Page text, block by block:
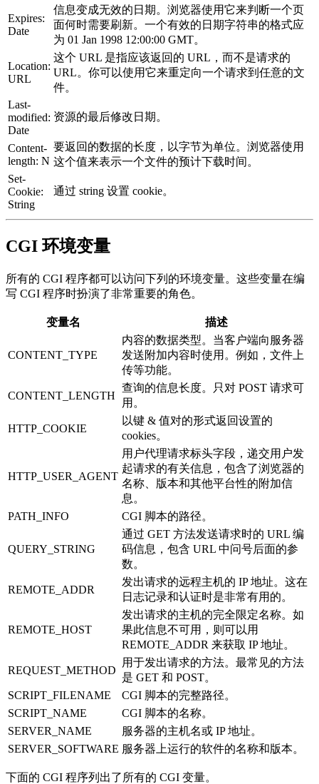
Expires:
Date
信息变成无效的日期。浏览器使用它来判断一个页
面何时需要刷新。一个有效的日期字符串的格式应
为 01 Jan 1998 12:00:00 GMT。
Location:
URL
这个 URL 是指应该返回的 URL，而不是请求的
URL。你可以使用它来重定向一个请求到任意的文
件。
Last-
modified:
Date
资源的最后修改日期。
Content-
length: N
要返回的数据的长度，以字节为单位。浏览器使用
这个值来表示一个文件的预计下载时间。
Set-
Cookie:
String
通过 string 设置 cookie。
CGI 环境变量
所有的 CGI 程序都可以访问下列的环境变量。这些变量在编
写 CGI 程序时扮演了非常重要的角色。
变量名 描述
CONTENT_TYPE
内容的数据类型。当客户端向服务器
发送附加内容时使用。例如，文件上
传等功能。
CONTENT_LENGTH
查询的信息长度。只对 POST 请求可
用。
HTTP_COOKIE
以键 & 值对的形式返回设置的
cookies。
HTTP_USER_AGENT
用户代理请求标头字段，递交用户发
起请求的有关信息，包含了浏览器的
名称、版本和其他平台性的附加信
息。
PATH_INFO
CGI 脚本的路径。
QUERY_STRING
通过 GET 方法发送请求时的 URL 编
码信息，包含 URL 中问号后面的参
数。
REMOTE_ADDR
发出请求的远程主机的 IP 地址。这在
日志记录和认证时是非常有用的。
REMOTE_HOST
发出请求的主机的完全限定名称。如
果此信息不可用，则可以用
REMOTE_ADDR 来获取 IP 地址。
REQUEST_METHOD
用于发出请求的方法。最常见的方法
是 GET 和 POST。
SCRIPT_FILENAME
CGI 脚本的完整路径。
SCRIPT_NAME
CGI 脚本的名称。
SERVER_NAME
服务器的主机名或 IP 地址。
SERVER_SOFTWARE 服务器上运行的软件的名称和版本。
下面的 CGI 程序列出了所有的 CGI 变量。